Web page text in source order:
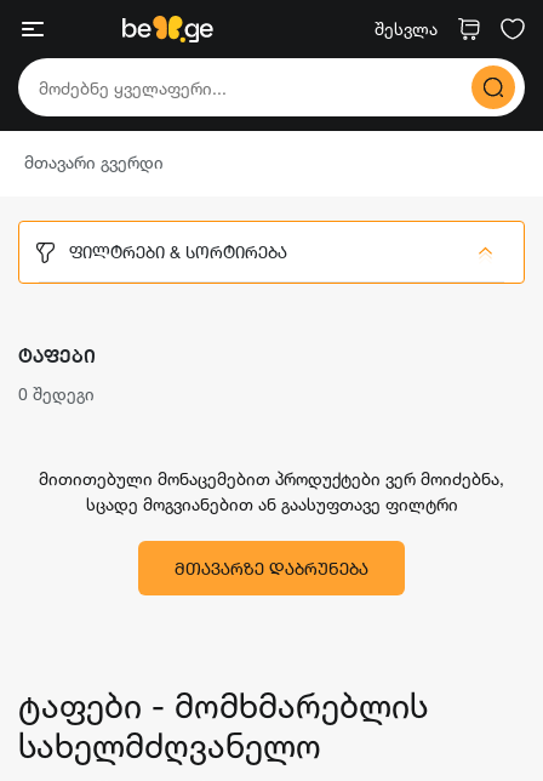
შესვლა
მთავარი გვერდი
ᲤᲘᲚᲢᲠᲔᲑᲘ & ᲡᲝᲠᲢᲘᲠᲔᲑᲐ
ᲢᲐᲤᲔᲑᲘ
0 შედეგი
მითითებული მონაცემებით პროდუქტები ვერ მოიძებნა,
სცადე მოგვიანებით ან გაასუფთავე ფილტრი
ᲛᲗᲐᲕᲐᲠᲖᲔ ᲓᲐᲑᲠᲣᲜᲔᲑᲐ
ტაფები - მომხმარებლის
სახელმძღვანელო